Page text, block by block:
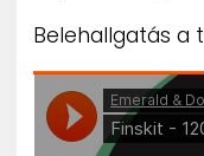
Belehallgatás a